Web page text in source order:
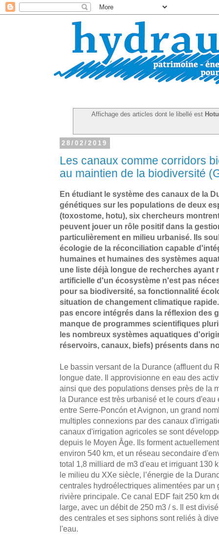
Affichage des articles dont le libellé est Hotu
28/02/2019
Les canaux comme corridors
au maintien de la biodiversité
En étudiant le système des canaux de la
génétiques sur les populations de deux
(toxostome, hotu), six chercheurs
peuvent jouer un rôle positif dans la
particulièrement en milieu urbanisé. Ils
écologie de la réconciliation capable
humaines et humaines des systèmes
une liste déjà longue de recherches ayant
artificielle d'un écosystème n'est pas
pour sa biodiversité, sa fonctionnalité
situation de changement climatique
pas encore intégrés dans la réflexion des
manque de programmes scientifiques
les nombreux systèmes aquatiques
réservoirs, canaux, biefs) présents dans
Le bassin versant de la Durance (affluent du
longue date. Il approvisionne en eau des
ainsi que des populations denses près de la
la Durance est très urbanisé et le cours
entre Serre-Poncón et Avignon, un grand
multiples connexions par des canaux
canaux d'irrigation agricoles se sont
depuis le Moyen Âge. Ils forment
environ 540 km, et un réseau secondaire
total 1,8 milliard de m3 d'eau et irriguant 130
le milieu du XXe siècle, l’énergie de la
centrales hydroélectriques alimentées par un
rivière principale. Ce canal EDF fait 250 km
large, avec un débit de 250 m3 / s. Il est
des centrales et ses siphons sont reliés à
l'eau.